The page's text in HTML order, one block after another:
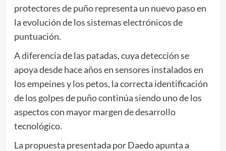
protectores de puño representa un nuevo paso en
la evolución de los sistemas electrónicos de
puntuación.
A diferencia de las patadas, cuya detección se
apoya desde hace años en sensores instalados en
los empeines y los petos, la correcta identificación
de los golpes de puño continúa siendo uno de los
aspectos con mayor margen de desarrollo
tecnológico.
La propuesta presentada por Daedo apunta a